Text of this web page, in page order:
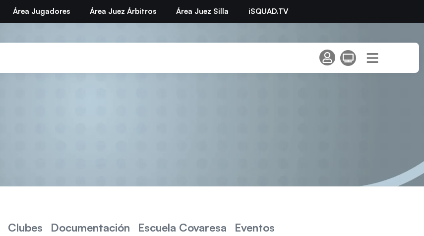
Área Jugadores Área Juez Árbitros Área Juez Silla iSQUAD.TV
Clubes Documentación Escuela Covaresa Eventos